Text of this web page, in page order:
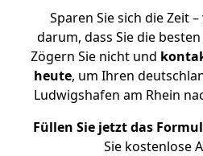
Sparen Sie sich die Zeit
darum, dass Sie die
Zögern Sie nicht und
heute, um Ihren
Ludwigshafen am Rhein
Füllen Sie jetzt das
Sie kostenlose